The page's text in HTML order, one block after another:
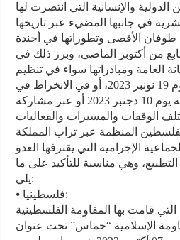
الدولية والإنسانية التي انتصرت لها
الأقصى وتطوراتها في أجندة
من أكتوبر الماضي، وبرز ذلك في
العامة ومبادراتها سواء في تنظيم
مهرجان وطني بالرباط يوم 19 نونبر 2023، أو في الانخراط في
المسيرة الوطنية والشعبية يوم 10 دجنبر 2023 أو عبر مشاركة
الوقفات والمسيرات والفعاليات
المنظمة عبر تراب المملكة
الإجرامية التي يقترفها العدو
وهي مناسبة للتأكيد على ما
يلي:
⦁ فلسطينيا:
التي قامت بها المقاومة الفلسطينية
الإسلامية “حماس” تحت عنوان